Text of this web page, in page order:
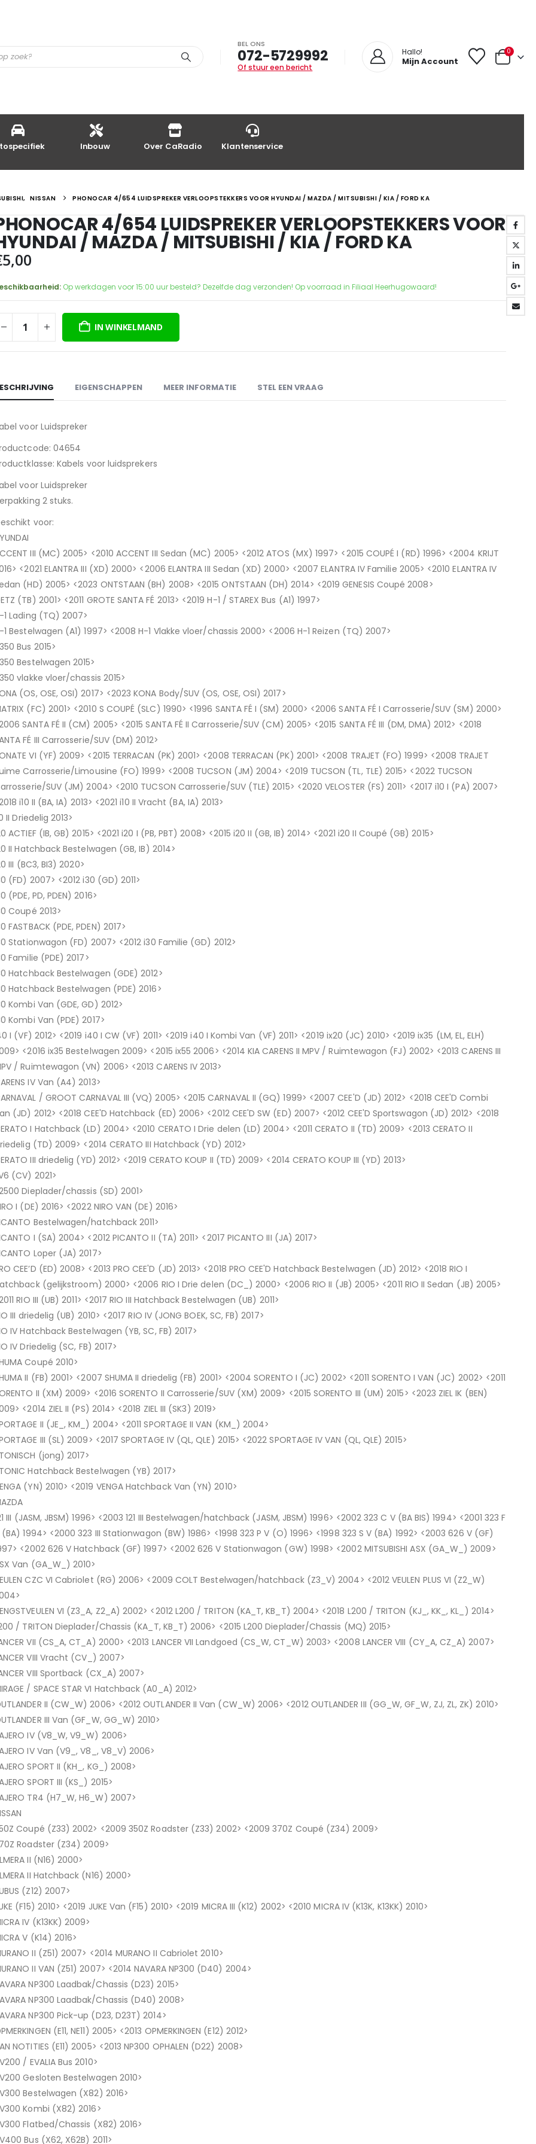
BEL ONS
072-5729992
Of stuur een bericht
Hallo!
Mijn Account
0
Inbouw Over CaRadio Klantenservice
, NISSAN PHONOCAR 4/654 LUIDSPREKER VERLOOPSTEKKERS VOOR HYUNDAI / MAZDA / MITSUBISHI / KIA / FORD KA
4/654 LUIDSPREKER VERLOOPSTEKKERS VOOR
/ MAZDA / MITSUBISHI / KIA / FORD KA
5,00
Op werkdagen voor 15:00 uur besteld? Dezelfde dag verzonden! Op voorraad in Filiaal Heerhugowaard!
IN WINKELMAND
EIGENSCHAPPEN MEER INFORMATIE STEL EEN VRAAG
voor Luidspreker
04654
Kabels voor luidsprekers
voor Luidspreker
2 stuks.
voor:
III (MC) 2005> <2010 ACCENT III Sedan (MC) 2005> <2012 ATOS (MX) 1997> <2015 COUPÉ I (RD) 1996> <2004 KRIJT
<2021 ELANTRA III (XD) 2000> <2006 ELANTRA III Sedan (XD) 2000> <2007 ELANTRA IV Familie 2005> <2010 ELANTRA IV
(HD) 2005> <2023 ONTSTAAN (BH) 2008> <2015 ONTSTAAN (DH) 2014> <2019 GENESIS Coupé 2008>
(TB) 2001> <2011 GROTE SANTA FÉ 2013> <2019 H-1 / STAREX Bus (A1) 1997>
1 Lading (TQ) 2007>
1 Bestelwagen (A1) 1997> <2008 H-1 Vlakke vloer/chassis 2000> <2006 H-1 Reizen (TQ) 2007>
Bus 2015>
Bestelwagen 2015>
vlakke vloer/chassis 2015>
(OS, OSE, OSI) 2017> <2023 KONA Body/SUV (OS, OSE, OSI) 2017>
(FC) 2001> <2010 S COUPÉ (SLC) 1990> <1996 SANTA FÉ I (SM) 2000> <2006 SANTA FÉ I Carrosserie/SUV (SM) 2000>
SANTA FÉ II (CM) 2005> <2015 SANTA FÉ II Carrosserie/SUV (CM) 2005> <2015 SANTA FÉ III (DM, DMA) 2012> <2018
FÉ III Carrosserie/SUV (DM) 2012>
VI (YF) 2009> <2015 TERRACAN (PK) 2001> <2008 TERRACAN (PK) 2001> <2008 TRAJET (FO) 1999> <2008 TRAJET
Carrosserie/Limousine (FO) 1999> <2008 TUCSON (JM) 2004> <2019 TUCSON (TL, TLE) 2015> <2022 TUCSON
SUV (JM) 2004> <2010 TUCSON Carrosserie/SUV (TLE) 2015> <2020 VELOSTER (FS) 2011> <2017 i10 I (PA) 2007>
i10 II (BA, IA) 2013> <2021 i10 II Vracht (BA, IA) 2013>
II Driedelig 2013>
ACTIEF (IB, GB) 2015> <2021 i20 I (PB, PBT) 2008> <2015 i20 II (GB, IB) 2014> <2021 i20 II Coupé (GB) 2015>
II Hatchback Bestelwagen (GB, IB) 2014>
III (BC3, BI3) 2020>
(FD) 2007> <2012 i30 (GD) 2011>
(PDE, PD, PDEN) 2016>
Coupé 2013>
FASTBACK (PDE, PDEN) 2017>
Stationwagon (FD) 2007> <2012 i30 Familie (GD) 2012>
Familie (PDE) 2017>
Hatchback Bestelwagen (GDE) 2012>
Hatchback Bestelwagen (PDE) 2016>
Kombi Van (GDE, GD) 2012>
Kombi Van (PDE) 2017>
I (VF) 2012> <2019 i40 I CW (VF) 2011> <2019 i40 I Kombi Van (VF) 2011> <2019 ix20 (JC) 2010> <2019 ix35 (LM, EL, ELH)
<2016 ix35 Bestelwagen 2009> <2015 ix55 2006> <2014 KIA CARENS II MPV / Ruimtewagon (FJ) 2002> <2013 CARENS III
/ Ruimtewagon (VN) 2006> <2013 CARENS IV 2013>
IV Van (A4) 2013>
/ GROOT CARNAVAL III (VQ) 2005> <2015 CARNAVAL II (GQ) 1999> <2007 CEE'D (JD) 2012> <2018 CEE'D Combi
(JD) 2012> <2018 CEE'D Hatchback (ED) 2006> <2012 CEE'D SW (ED) 2007> <2012 CEE'D Sportswagon (JD) 2012> <2018
I Hatchback (LD) 2004> <2010 CERATO I Drie delen (LD) 2004> <2011 CERATO II (TD) 2009> <2013 CERATO II
(TD) 2009> <2014 CERATO III Hatchback (YD) 2012>
III driedelig (YD) 2012> <2019 CERATO KOUP II (TD) 2009> <2014 CERATO KOUP III (YD) 2013>
(CV) 2021>
Dieplader/chassis (SD) 2001>
I (DE) 2016> <2022 NIRO VAN (DE) 2016>
Bestelwagen/hatchback 2011>
I (SA) 2004> <2012 PICANTO II (TA) 2011> <2017 PICANTO III (JA) 2017>
Loper (JA) 2017>
CEE’D (ED) 2008> <2013 PRO CEE'D (JD) 2013> <2018 PRO CEE'D Hatchback Bestelwagen (JD) 2012> <2018 RIO I
(gelijkstroom) 2000> <2006 RIO I Drie delen (DC_) 2000> <2006 RIO II (JB) 2005> <2011 RIO II Sedan (JB) 2005>
RIO III (UB) 2011> <2017 RIO III Hatchback Bestelwagen (UB) 2011>
III driedelig (UB) 2010> <2017 RIO IV (JONG BOEK, SC, FB) 2017>
IV Hatchback Bestelwagen (YB, SC, FB) 2017>
IV Driedelig (SC, FB) 2017>
Coupé 2010>
II (FB) 2001> <2007 SHUMA II driedelig (FB) 2001> <2004 SORENTO I (JC) 2002> <2011 SORENTO I VAN (JC) 2002> <2011
II (XM) 2009> <2016 SORENTO II Carrosserie/SUV (XM) 2009> <2015 SORENTO III (UM) 2015> <2023 ZIEL IK (BEN)
<2014 ZIEL II (PS) 2014> <2018 ZIEL III (SK3) 2019>
II (JE_, KM_) 2004> <2011 SPORTAGE II VAN (KM_) 2004>
III (SL) 2009> <2017 SPORTAGE IV (QL, QLE) 2015> <2022 SPORTAGE IV VAN (QL, QLE) 2015>
(jong) 2017>
Hatchback Bestelwagen (YB) 2017>
(YN) 2010> <2019 VENGA Hatchback Van (YN) 2010>
III (JASM, JBSM) 1996> <2003 121 III Bestelwagen/hatchback (JASM, JBSM) 1996> <2002 323 C V (BA BIS) 1994> <2001 323 F
(BA) 1994> <2000 323 III Stationwagon (BW) 1986> <1998 323 P V (O) 1996> <1998 323 S V (BA) 1992> <2003 626 V (GF)
<2002 626 V Hatchback (GF) 1997> <2002 626 V Stationwagon (GW) 1998> <2002 MITSUBISHI ASX (GA_W_) 2009>
Van (GA_W_) 2010>
CZC VI Cabriolet (RG) 2006> <2009 COLT Bestelwagen/hatchback (Z3_V) 2004> <2012 VEULEN PLUS VI (Z2_W)
VI (Z3_A, Z2_A) 2002> <2012 L200 / TRITON (KA_T, KB_T) 2004> <2018 L200 / TRITON (KJ_, KK_, KL_) 2014>
/ TRITON Dieplader/Chassis (KA_T, KB_T) 2006> <2015 L200 Dieplader/Chassis (MQ) 2015>
VII (CS_A, CT_A) 2000> <2013 LANCER VII Landgoed (CS_W, CT_W) 2003> <2008 LANCER VIII (CY_A, CZ_A) 2007>
VIII Vracht (CV_) 2007>
VIII Sportback (CX_A) 2007>
/ SPACE STAR VI Hatchback (A0_A) 2012>
II (CW_W) 2006> <2012 OUTLANDER II Van (CW_W) 2006> <2012 OUTLANDER III (GG_W, GF_W, ZJ, ZL, ZK) 2010>
III Van (GF_W, GG_W) 2010>
IV (V8_W, V9_W) 2006>
IV Van (V9_, V8_, V8_V) 2006>
SPORT II (KH_, KG_) 2008>
SPORT III (KS_) 2015>
TR4 (H7_W, H6_W) 2007>
Coupé (Z33) 2002> <2009 350Z Roadster (Z33) 2002> <2009 370Z Coupé (Z34) 2009>
Roadster (Z34) 2009>
II (N16) 2000>
II Hatchback (N16) 2000>
(Z12) 2007>
(F15) 2010> <2019 JUKE Van (F15) 2010> <2019 MICRA III (K12) 2002> <2010 MICRA IV (K13K, K13KK) 2010>
IV (K13KK) 2009>
V (K14) 2016>
II (Z51) 2007> <2014 MURANO II Cabriolet 2010>
II VAN (Z51) 2007> <2014 NAVARA NP300 (D40) 2004>
NP300 Laadbak/Chassis (D23) 2015>
NP300 Laadbak/Chassis (D40) 2008>
NP300 Pick-up (D23, D23T) 2014>
(E11, NE11) 2005> <2013 OPMERKINGEN (E12) 2012>
NOTITIES (E11) 2005> <2013 NP300 OPHALEN (D22) 2008>
/ EVALIA Bus 2010>
Gesloten Bestelwagen 2010>
Bestelwagen (X82) 2016>
Kombi (X82) 2016>
Flatbed/Chassis (X82) 2016>
Bus (X62, X62B) 2011>